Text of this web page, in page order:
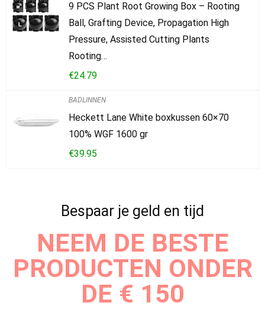
9 PCS Plant Root Growing Box – Rooting
Ball, Grafting Device, Propagation High
Pressure, Assisted Cutting Plants
Rooting…
€24.79
BADLINNEN
Heckett Lane White boxkussen 60×70
100% WGF 1600 gr
€39.95
Bespaar je geld en tijd
NEEM DE BESTE
PRODUCTEN ONDER
DE € 150